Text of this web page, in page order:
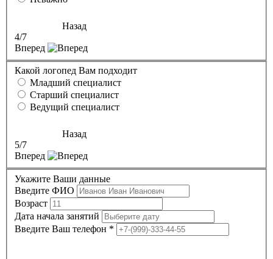
Назад
4/7
Вперед
Какой логопед Вам подходит
Младший специалист
Старший специалист
Ведущий специалист
Назад
5/7
Вперед
Укажите Ваши данные
Введите ФИО
Возраст
Дата начала занятий
Введите Ваш телефон *